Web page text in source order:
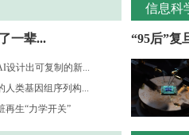
一辈...
设计出可复制的新...
人类基因组序列构...
再生“力学开关”
信息科
“95后”复